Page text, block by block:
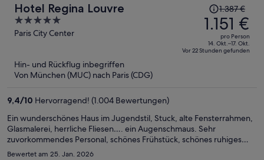
Hotel Regina Louvre
5
out
5
Paris City Center
Der
Preis
betrug
1.387 €,
jetzt
Person
1.387 €
1.151 €
pro Person
14. Okt.–17. Okt.
Vor 22 Stunden gefunden
Hin- und Rückflug inbegriffen
Von München (MUC) nach Paris (CDG)
9,4/10 Hervorragend! (1.004 Bewertungen)
Ein wunderschönes Haus im Jugendstil, Stuck, alte Fensterrahmen,
Glasmalerei, herrliche Fliesen…. ein Augenschmaus. Sehr
zuvorkommendes Personal, schönes Frühstück, schönes ruhiges
Zimmer, nahe der Haltestelle Tuileries
Bewertet am 25. Jan. 2026